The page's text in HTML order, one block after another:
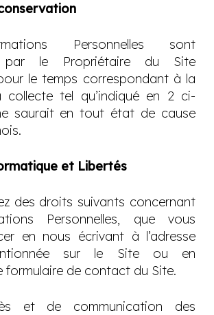
Personnelles sont
par le Propriétaire du Site
le temps correspondant à la
collecte tel qu’indiqué en 2 ci-
saurait en tout état de cause
et Libertés
des droits suivants concernant
Personnelles, que vous
en nous écrivant à l’adresse
sur le Site ou en
formulaire de contact du Site.
et de communication des